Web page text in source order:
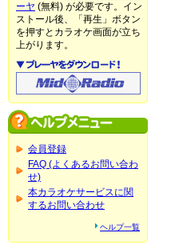
ーヤ (無料) が必要です。イン
ストール後、「再生」ボタン
を押すとカラオケ画面が立ち
上がります。
会員登録
FAQ (よくあるお問い合わ
せ)
本カラオケサービスに関
するお問い合わせ
ヘルプ一覧